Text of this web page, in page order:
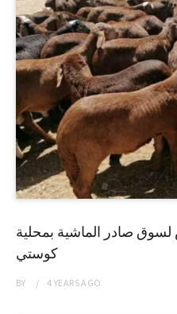
صادر الماشية بمحلية
كوستي
BY 4 YEARSAGO